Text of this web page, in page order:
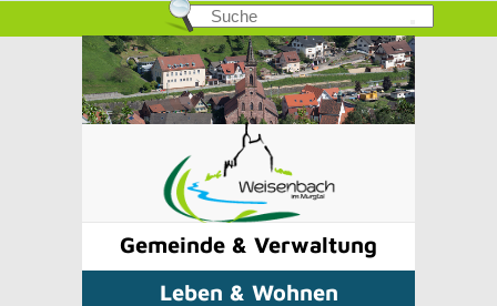
Gemeinde & Verwaltung
Leben & Wohnen